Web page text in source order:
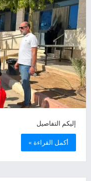
إليكم التفاصيل
أكمل القراءة »